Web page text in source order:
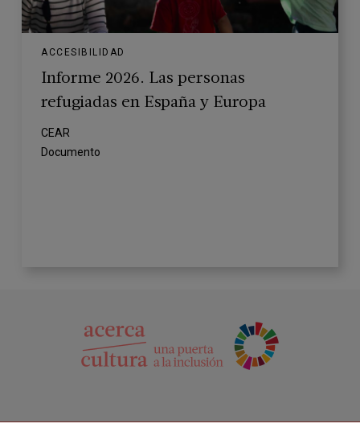
ACCESIBILIDAD
Informe 2026. Las personas
refugiadas en España y Europa
CEAR
Documento